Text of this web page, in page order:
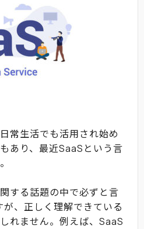
常生活でも活用され始め
あり、最近SaaSという言
する話題の中で必ずと言
、正しく理解できている
れません。例えば、SaaS